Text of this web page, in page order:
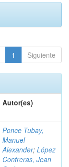
1 Siguiente
Autor(es)
Ponce Tubay,
Manuel
Alexander; López
Contreras, Jean